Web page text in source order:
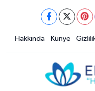
Hakkında Künye